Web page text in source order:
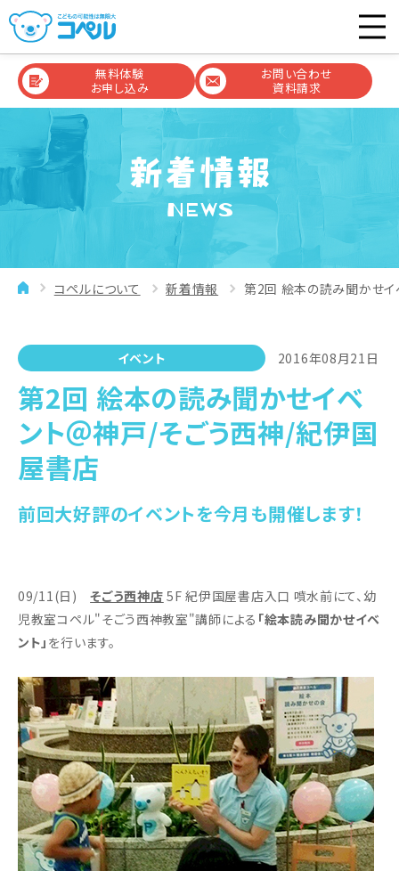
無料体験
お申し込み
お問い合わせ
資料請求
NEWS
コペルについて 新着情報 第2回 絵本の読み聞かせ
イベント 2016年08月21日
第2回 絵本の読み聞かせイベ
ント＠神戸/そごう西神/紀伊国
屋書店
前回大好評のイベントを今月も開催します！
09/11(日)そごう西神店 5F 紀伊国屋書店入口 噴水前にて、幼
児教室コペル"そごう西神教室"講師による 「絵本読み聞かせイベ
ント」 を行います。